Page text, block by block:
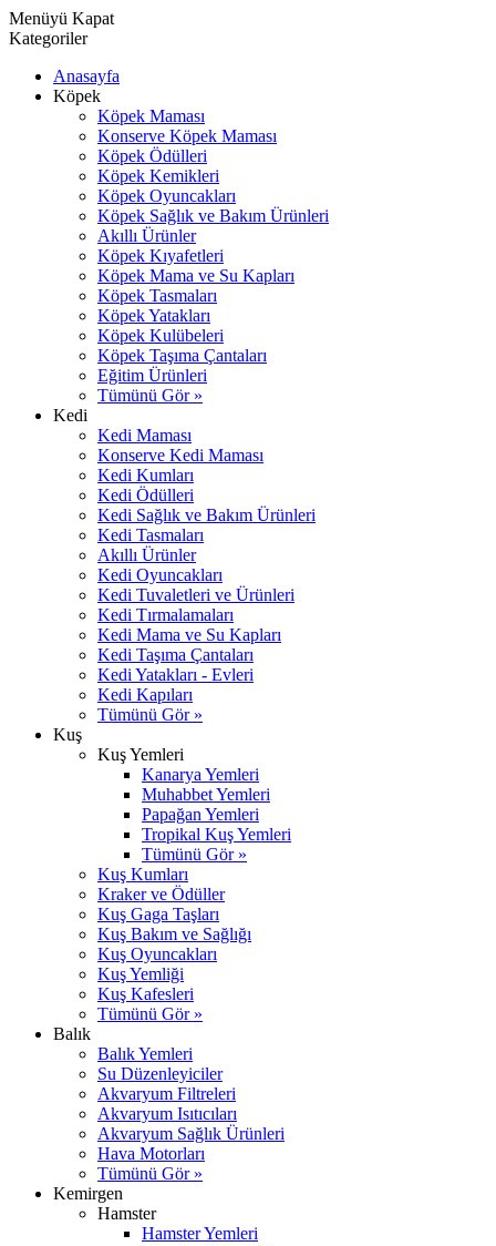
Menüyü Kapat
Kategoriler
Anasayfa
Köpek
Köpek Maması
Konserve Köpek Maması
Köpek Ödülleri
Köpek Kemikleri
Köpek Oyuncakları
Köpek Sağlık ve Bakım Ürünleri
Akıllı Ürünler
Köpek Kıyafetleri
Köpek Mama ve Su Kapları
Köpek Tasmaları
Köpek Yatakları
Köpek Kulübeleri
Köpek Taşıma Çantaları
Eğitim Ürünleri
Tümünü Gör »
Kedi
Kedi Maması
Konserve Kedi Maması
Kedi Kumları
Kedi Ödülleri
Kedi Sağlık ve Bakım Ürünleri
Kedi Tasmaları
Akıllı Ürünler
Kedi Oyuncakları
Kedi Tuvaletleri ve Ürünleri
Kedi Tırmalamaları
Kedi Mama ve Su Kapları
Kedi Taşıma Çantaları
Kedi Yatakları - Evleri
Kedi Kapıları
Tümünü Gör »
Kuş
Kuş Yemleri
Kanarya Yemleri
Muhabbet Yemleri
Papağan Yemleri
Tropikal Kuş Yemleri
Tümünü Gör »
Kuş Kumları
Kraker ve Ödüller
Kuş Gaga Taşları
Kuş Bakım ve Sağlığı
Kuş Oyuncakları
Kuş Yemliği
Kuş Kafesleri
Tümünü Gör »
Balık
Balık Yemleri
Su Düzenleyiciler
Akvaryum Filtreleri
Akvaryum Isıtıcıları
Akvaryum Sağlık Ürünleri
Hava Motorları
Tümünü Gör »
Kemirgen
Hamster
Hamster Yemleri